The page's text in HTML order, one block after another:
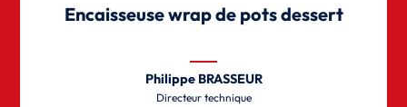
Encaisseuse wrap de pots dessert
Philippe BRASSEUR
Directeur technique